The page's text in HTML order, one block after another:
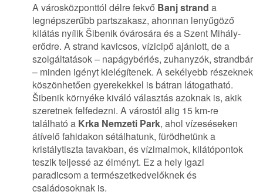
A városközponttól délre fekvő Banj strand a
legnépszerűbb partszakasz, ahonnan lenyűgöző
kilátás nyílik Šibenik óvárosára és a Szent Mihály-
erődre. A strand kavicsos, vízicipő ajánlott, de a
szolgáltatások – napágybérlés, zuhanyzók, strandbár
– minden igényt kielégítenek. A sekélyebb részeknek
köszönhetően gyerekekkel is bátran látogatható.
Šibenik környéke kiváló választás azoknak is, akik
szeretnek felfedezni. A várostól alig 15 km-re
található a Krka Nemzeti Park, ahol vízeséseken
átívelő fahidakon sétálhatunk, fürödhetünk a
kristálytiszta tavakban, és vízimalmok, kilátópontok
teszik teljessé az élményt. Ez a hely igazi
paradicsom a természetkedvelőknek és
családosoknak is.